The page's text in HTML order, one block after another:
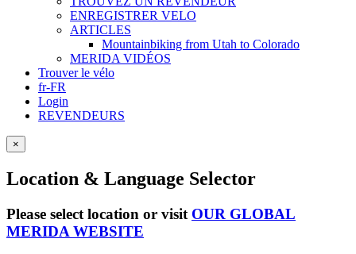
ENREGISTRER VELO
ARTICLES
Mountainbiking from Utah to Colorado
MERIDA VIDÉOS
Trouver le vélo
fr-FR
Login
REVENDEURS
×
Location & Language Selector
Please select location or visit OUR GLOBAL
MERIDA WEBSITE